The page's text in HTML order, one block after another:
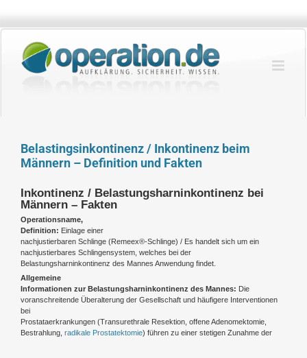
springen
Belastingsinkontinenz / Inkontinenz beim
Männern – Definition und Fakten
Inkontinenz / Belastungsharninkontinenz bei
Männern – Fakten
Operationsname,
Definition: Einlage einer
nachjustierbaren Schlinge (Remeex®-Schlinge) / Es handelt sich um ein
nachjustierbares Schlingensystem, welches bei der
Belastungsharninkontinenz des Mannes Anwendung findet.
Allgemeine
Informationen zur Belastungsharninkontinenz des Mannes: Die
voranschreitende Überalterung der Gesellschaft und häufigere Interventionen
bei
Prostataerkrankungen (Transurethrale Resektion, offene Adenomektomie,
Bestrahlung, radikale Prostatektomie) führen zu einer stetigen Zunahme der